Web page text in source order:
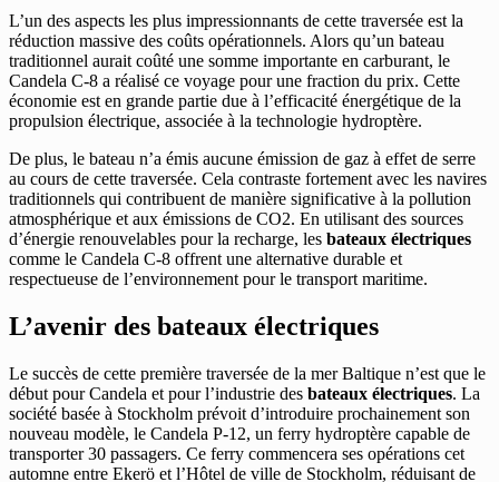
L’un des aspects les plus impressionnants de cette traversée est la
réduction massive des coûts opérationnels. Alors qu’un bateau
traditionnel aurait coûté une somme importante en carburant, le
Candela C-8 a réalisé ce voyage pour une fraction du prix. Cette
économie est en grande partie due à l’efficacité énergétique de la
propulsion électrique, associée à la technologie hydroptère.
De plus, le bateau n’a émis aucune émission de gaz à effet de serre
au cours de cette traversée. Cela contraste fortement avec les navires
traditionnels qui contribuent de manière significative à la pollution
atmosphérique et aux émissions de CO2. En utilisant des sources
d’énergie renouvelables pour la recharge, les bateaux électriques
comme le Candela C-8 offrent une alternative durable et
respectueuse de l’environnement pour le transport maritime.
L’avenir des bateaux électriques
Le succès de cette première traversée de la mer Baltique n’est que le
début pour Candela et pour l’industrie des bateaux électriques. La
société basée à Stockholm prévoit d’introduire prochainement son
nouveau modèle, le Candela P-12, un ferry hydroptère capable de
transporter 30 passagers. Ce ferry commencera ses opérations cet
automne entre Ekerö et l’Hôtel de ville de Stockholm, réduisant de